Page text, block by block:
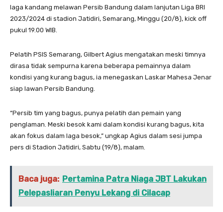
laga kandang melawan Persib Bandung dalam lanjutan Liga BRI
2023/2024 di stadion Jatidiri, Semarang, Minggu (20/8), kick off
pukul 19.00 WIB.
Pelatih PSIS Semarang, Gilbert Agius mengatakan meski timnya
dirasa tidak sempurna karena beberapa pemainnya dalam
kondisi yang kurang bagus, ia menegaskan Laskar Mahesa Jenar
siap lawan Persib Bandung.
“Persib tim yang bagus, punya pelatih dan pemain yang
penglaman. Meski besok kami dalam kondisi kurang bagus, kita
akan fokus dalam laga besok,” ungkap Agius dalam sesi jumpa
pers di Stadion Jatidiri, Sabtu (19/8), malam.
Baca juga: Pertamina Patra Niaga JBT Lakukan
Pelepasliaran Penyu Lekang di Cilacap